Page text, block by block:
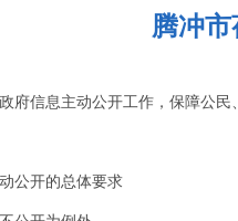
腾冲
府信息主动公开工作，保障公
公开的总体要求